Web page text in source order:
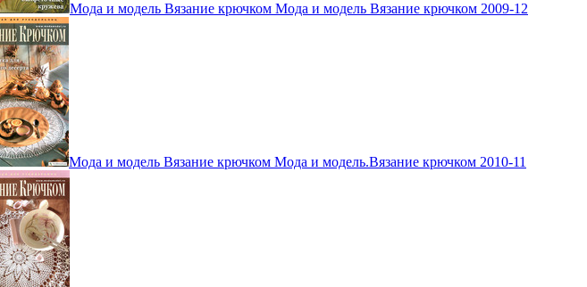
Мода и модель Вязание крючком Мода и модель Вязание крючком 2009-12
Мода и модель Вязание крючком Мода и модель.Вязание крючком 2010-11